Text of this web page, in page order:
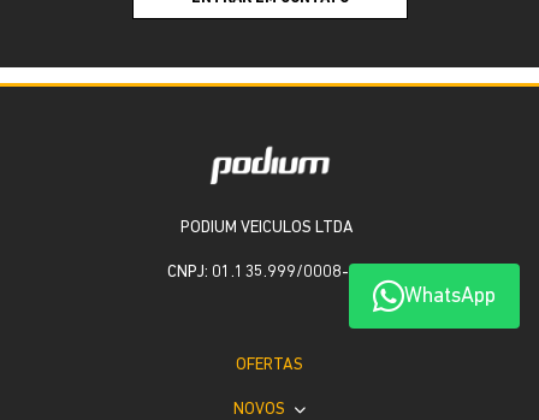
WhatsApp
PODIUM VEICULOS LTDA
CNPJ: 01.135.999/0008-15
OFERTAS
NOVOS